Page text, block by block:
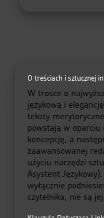
O treściach i sztucznej
W trosce o
językową i
teksty
powstają w oparciu
koncepcję, a
zaawansowanej
użyciu narzędzi
Asystent
wyłącznie
czytelnika, nie są